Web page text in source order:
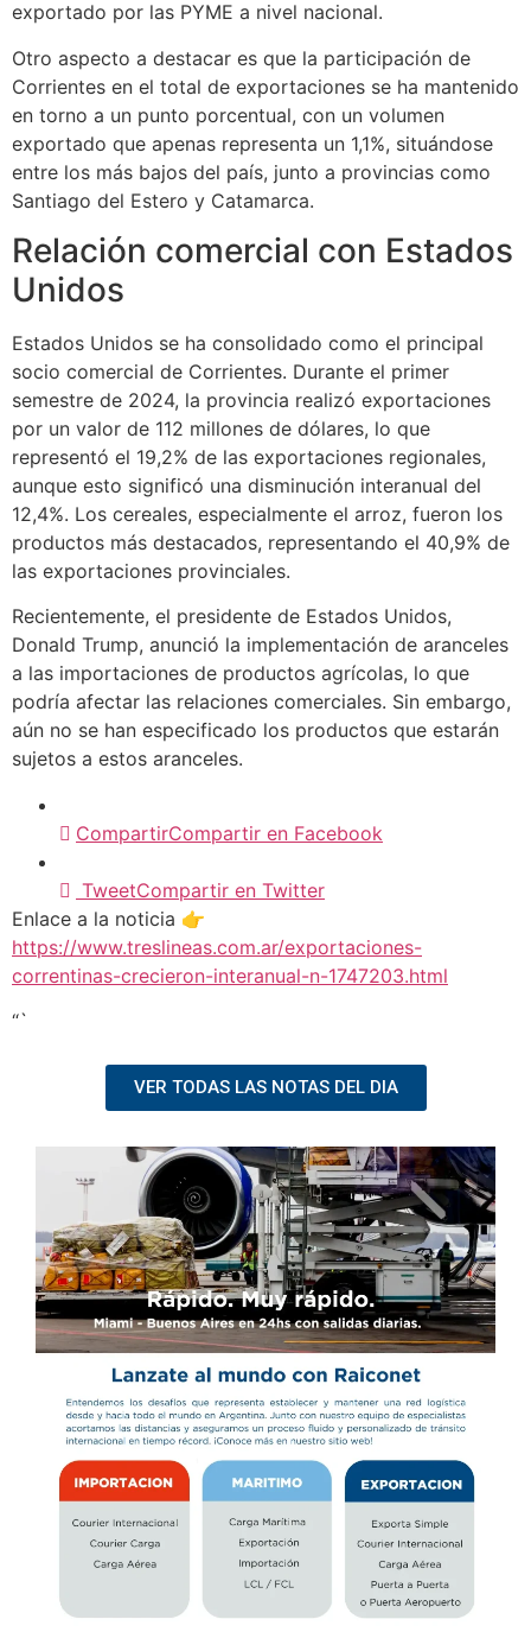
exportado por las PYME a nivel nacional.
Otro aspecto a destacar es que la participación de
Corrientes en el total de exportaciones se ha mantenido
en torno a un punto porcentual, con un volumen
exportado que apenas representa un 1,1%, situándose
entre los más bajos del país, junto a provincias como
Santiago del Estero y Catamarca.
Relación comercial con Estados
Unidos
Estados Unidos se ha consolidado como el principal
socio comercial de Corrientes. Durante el primer
semestre de 2024, la provincia realizó exportaciones
por un valor de 112 millones de dólares, lo que
representó el 19,2% de las exportaciones regionales,
aunque esto significó una disminución interanual del
12,4%. Los cereales, especialmente el arroz, fueron los
productos más destacados, representando el 40,9% de
las exportaciones provinciales.
Recientemente, el presidente de Estados Unidos,
Donald Trump, anunció la implementación de aranceles
a las importaciones de productos agrícolas, lo que
podría afectar las relaciones comerciales. Sin embargo,
aún no se han especificado los productos que estarán
sujetos a estos aranceles.
CompartirCompartir en Facebook
TweetCompartir en Twitter
Enlace a la noticia 👉
https://www.treslineas.com.ar/exportaciones-
correntinas-crecieron-interanual-n-1747203.html
“`
VER TODAS LAS NOTAS DEL DIA